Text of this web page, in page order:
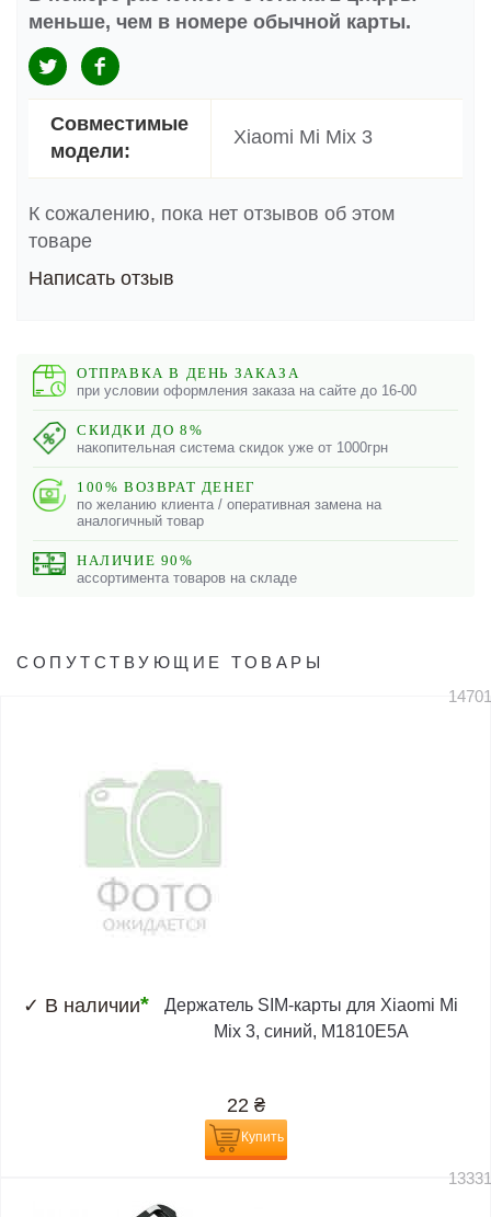
меньше, чем в номере обычной карты.
Совместимые
модели:
Xiaomi Mi Mix 3
К сожалению, пока нет отзывов об этом
товаре
Написать отзыв
ОТПРАВКА В ДЕНЬ ЗАКАЗА
при условии оформления заказа на сайте до 16-00
СКИДКИ ДО 8%
накопительная система скидок уже от 1000грн
100% ВОЗВРАТ ДЕНЕГ
по желанию клиента / оперативная замена на
аналогичный товар
НАЛИЧИЕ 90%
ассортимента товаров на складе
СОПУТСТВУЮЩИЕ ТОВАРЫ
✓ В наличии*
Держатель SIM-карты для Xiaomi Mi
Mix 3, синий, M1810E5A
22 ₴
Купить